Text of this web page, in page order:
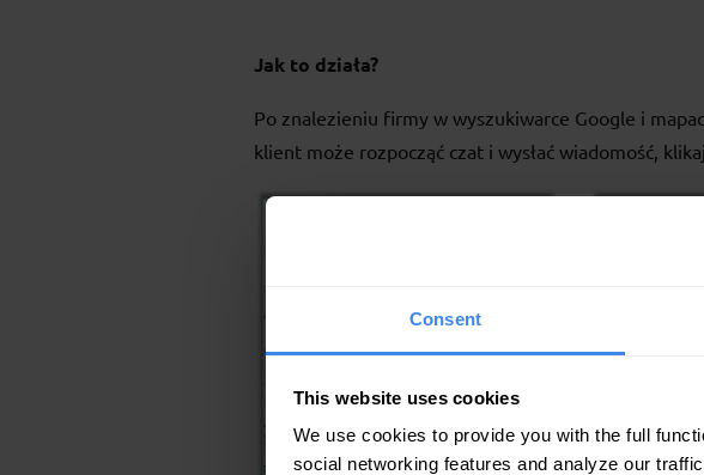
Consent
This website uses cookies
We use cookies to provide you with the full
social networking features and analyze our
Jak to działa?
Po znalezieniu firmy w wyszukiwarce Google i
klient może rozpocząć czat i wysłać wiadomość,